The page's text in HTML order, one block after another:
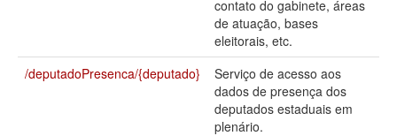
Legislação
contato do gabinete, áreas
de atuação, bases
eleitorais, etc.
/deputadoPresenca/{deputado}
Serviço de acesso aos
dados de presença dos
deputados estaduais em
plenário.